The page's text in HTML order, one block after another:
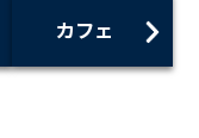
カフェ